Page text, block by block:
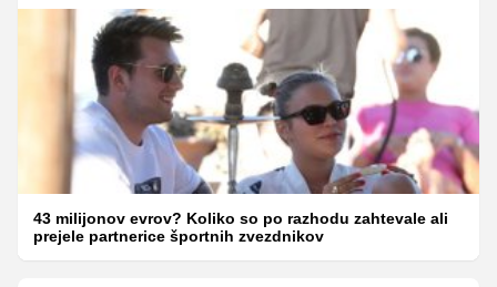
43 milijonov evrov? Koliko so po razhodu zahtevale ali
prejele partnerice športnih zvezdnikov